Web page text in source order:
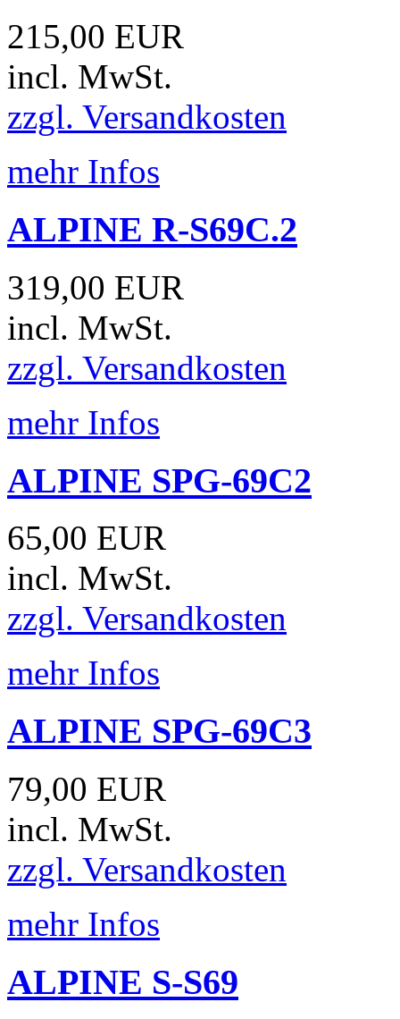
215,00 EUR
incl. MwSt.
zzgl. Versandkosten
mehr Infos
ALPINE R-S69C.2
319,00 EUR
incl. MwSt.
zzgl. Versandkosten
mehr Infos
ALPINE SPG-69C2
65,00 EUR
incl. MwSt.
zzgl. Versandkosten
mehr Infos
ALPINE SPG-69C3
79,00 EUR
incl. MwSt.
zzgl. Versandkosten
mehr Infos
ALPINE S-S69